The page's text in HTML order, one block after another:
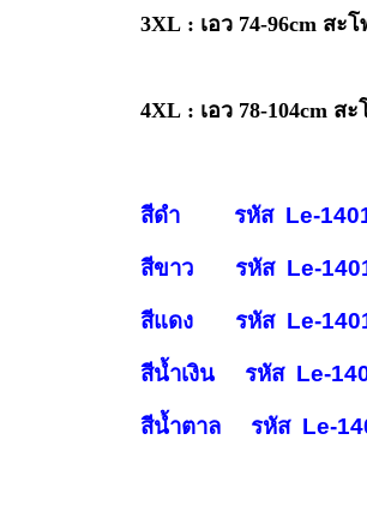
3XL : เอว 74-96cm สะ
4XL : เอว 78-104cm ส
สีดำ รหัส Le-
สีขาว รหัส Le-
สีแดง รหัส Le-
สีน้ำเงิน รหัส Le-
สีน้ำตาล รหัส Le-